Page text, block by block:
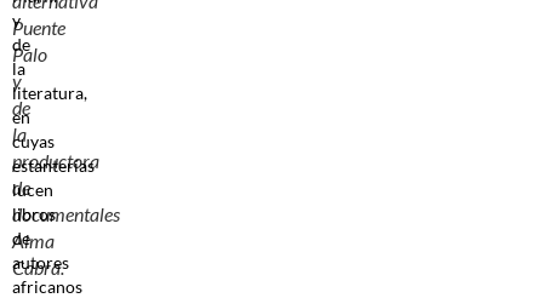
Puente
Palo
y
de
la
productora
de
documentales
Alma
Cabra.
y
de
la
literatura,
en
cuyas
estanterías
lucen
libros
de
autores
africanos